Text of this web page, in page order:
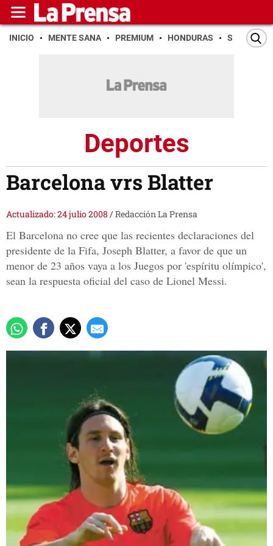
INICIO MENTE SANA PREMIUM HONDURAS SAN PEDRO
Deportes
Barcelona vrs Blatter
Actualizado: 24 julio 2008 /Redacción La Prensa
El Barcelona no cree que las recientes declaraciones del
presidente de la Fifa, Joseph Blatter, a favor de que un
menor de 23 años vaya a los Juegos por 'espíritu olímpico',
sean la respuesta oficial del caso de Lionel Messi.